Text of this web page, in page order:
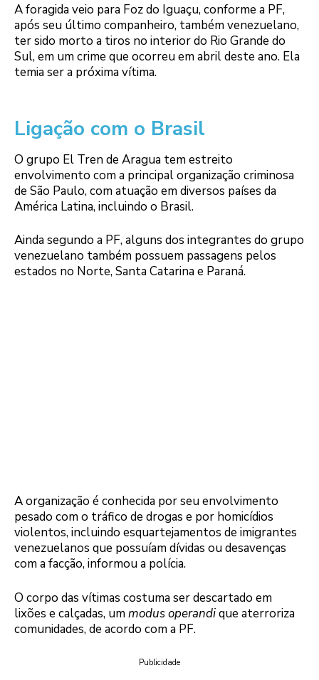
A foragida veio para Foz do Iguaçu, conforme a PF,
após seu último companheiro, também venezuelano,
ter sido morto a tiros no interior do Rio Grande do
Sul, em um crime que ocorreu em abril deste ano. Ela
temia ser a próxima vítima.
Ligação com o Brasil
O grupo El Tren de Aragua tem estreito
envolvimento com a principal organização criminosa
de São Paulo, com atuação em diversos países da
América Latina, incluindo o Brasil.
Ainda segundo a PF, alguns dos integrantes do grupo
venezuelano também possuem passagens pelos
estados no Norte, Santa Catarina e Paraná.
A organização é conhecida por seu envolvimento
pesado com o tráfico de drogas e por homicídios
violentos, incluindo esquartejamentos de imigrantes
venezuelanos que possuíam dívidas ou desavenças
com a facção, informou a polícia.
O corpo das vítimas costuma ser descartado em
lixões e calçadas, ummodus operandique aterroriza
comunidades, de acordo com a PF.
Publicidade